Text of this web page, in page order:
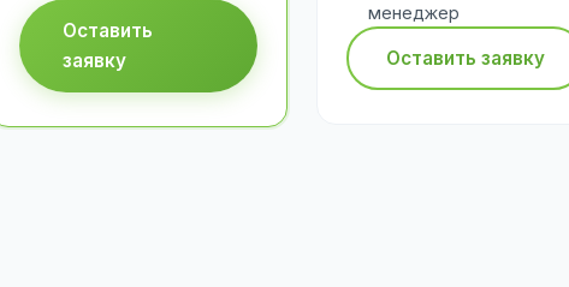
Оставить
заявку
менеджер
Оставить заявку